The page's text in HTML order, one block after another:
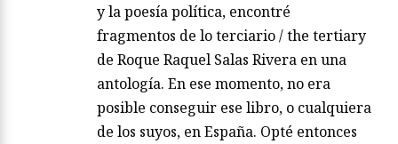
y la poesía política, encontré
fragmentos de lo terciario / the tertiary
de Roque Raquel Salas Rivera en una
antología. En ese momento, no era
posible conseguir ese libro, o cualquiera
de los suyos, en España. Opté entonces